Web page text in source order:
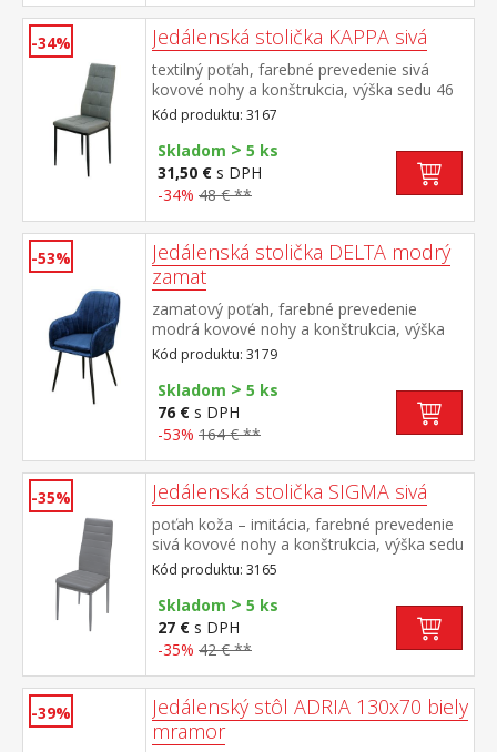
-34% Jedálenská stolička KAPPA sivá
textilný poťah, farebné prevedenie sivá
kovové nohy a konštrukcia, výška sedu 46
cm
Kód produktu: 3167
Skladom > 5 ks
31,50 € s DPH
-34% 48 € **
-53%
Jedálenská stolička DELTA modrý
zamat
zamatový poťah, farebné prevedenie
modrá kovové nohy a konštrukcia, výška
sedu 50 cm
Kód produktu: 3179
Skladom > 5 ks
76 € s DPH
-53% 164 € **
-35% Jedálenská stolička SIGMA sivá
poťah koža – imitácia, farebné prevedenie
sivá kovové nohy a konštrukcia, výška sedu
47 cm
Kód produktu: 3165
Skladom > 5 ks
27 € s DPH
-35% 42 € **
-39%
Jedálenský stôl ADRIA 130x70 biely
mramor